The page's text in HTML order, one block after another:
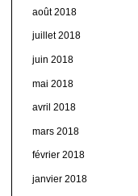
août 2018
juillet 2018
juin 2018
mai 2018
avril 2018
mars 2018
février 2018
janvier 2018